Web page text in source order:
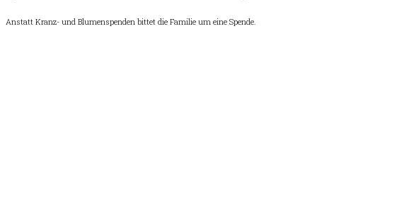
Anstatt Kranz- und Blumenspenden bittet die Familie um eine Spende.